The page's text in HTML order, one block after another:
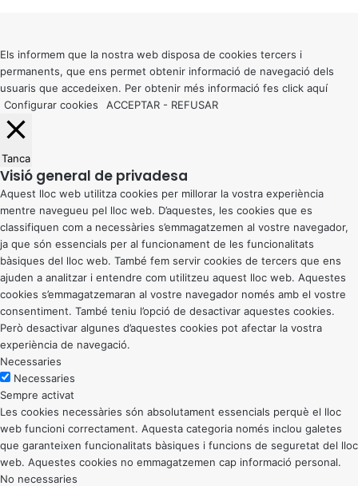
button
Els informem que la nostra web disposa de cookies tercers i
permanents, que ens permet obtenir informació de navegació dels
usuaris que accedeixen. Per obtenir més informació fes click aquí
Configurar cookies
ACCEPTAR - REFUSAR
Tanca
Visió general de privadesa
Aquest lloc web utilitza cookies per millorar la vostra experiència
mentre navegueu pel lloc web. D’aquestes, les cookies que es
classifiquen com a necessàries s’emmagatzemen al vostre navegador,
ja que són essencials per al funcionament de les funcionalitats
bàsiques del lloc web. També fem servir cookies de tercers que ens
ajuden a analitzar i entendre com utilitzeu aquest lloc web. Aquestes
cookies s’emmagatzemaran al vostre navegador només amb el vostre
consentiment. També teniu l’opció de desactivar aquestes cookies.
Però desactivar algunes d’aquestes cookies pot afectar la vostra
experiència de navegació.
Necessaries
Necessaries
Sempre activat
Les cookies necessàries són absolutament essencials perquè el lloc
web funcioni correctament. Aquesta categoria només inclou galetes
que garanteixen funcionalitats bàsiques i funcions de seguretat del lloc
web. Aquestes cookies no emmagatzemen cap informació personal.
No necessaries